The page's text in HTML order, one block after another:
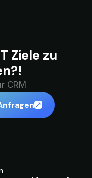
Ziele zu
CRM